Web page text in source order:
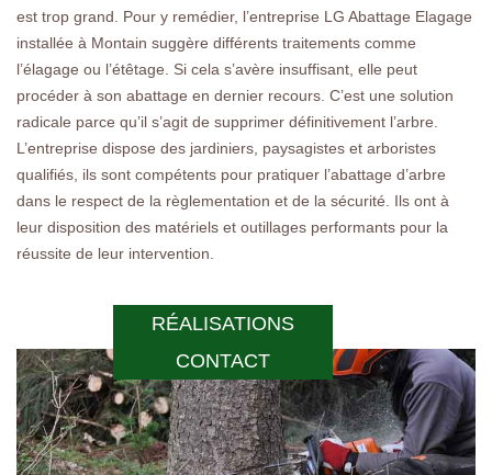
RÉALISATIONS
CONTACT
est trop grand. Pour y remédier, l’entreprise LG Abattage Elagage
installée à Montain suggère différents traitements comme
l’élagage ou l’étêtage. Si cela s’avère insuffisant, elle peut
procéder à son abattage en dernier recours. C’est une solution
radicale parce qu’il s’agit de supprimer définitivement l’arbre.
L’entreprise dispose des jardiniers, paysagistes et arboristes
qualifiés, ils sont compétents pour pratiquer l’abattage d’arbre
dans le respect de la règlementation et de la sécurité. Ils ont à
leur disposition des matériels et outillages performants pour la
réussite de leur intervention.